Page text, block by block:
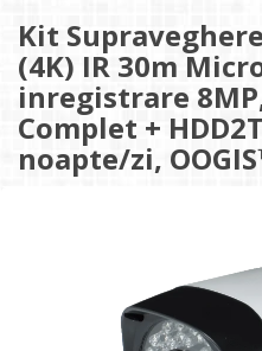
Kit
(4K) IR 30m
inregistrare
Complet +
noapte/zi,